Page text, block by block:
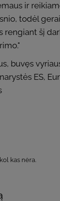
ir
todėl
rengiant šį
buvęs
ES,
kas nėra.